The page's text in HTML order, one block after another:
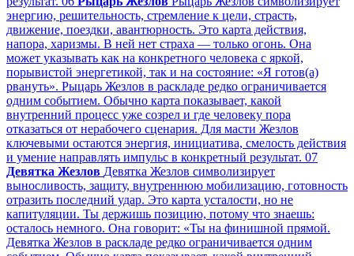
энергию, решительность, стремление к цели, страсть,
движение, поездки, авантюрность. Это карта действия,
напора, харизмы. В ней нет страха — только огонь. Она
может указывать как на конкретного человека с яркой,
порывистой энергетикой, так и на состояние: «Я готов(а)
рвануть». Рыцарь Жезлов в раскладе редко ограничивается
одним событием. Обычно карта показывает, какой
внутренний процесс уже созрел и где человеку пора
отказаться от нерабочего сценария. Для масти Жезлов
ключевыми остаются энергия, инициатива, смелость действия
и умение направлять импульс в конкретный результат. 07
Девятка Жезлов Девятка Жезлов символизирует
выносливость, защиту, внутреннюю мобилизацию, готовность
отразить последний удар. Это карта усталости, но не
капитуляции. Ты держишь позицию, потому что знаешь:
осталось немного. Она говорит: «Ты на финишной прямой.
Девятка Жезлов в раскладе редко ограничивается одним